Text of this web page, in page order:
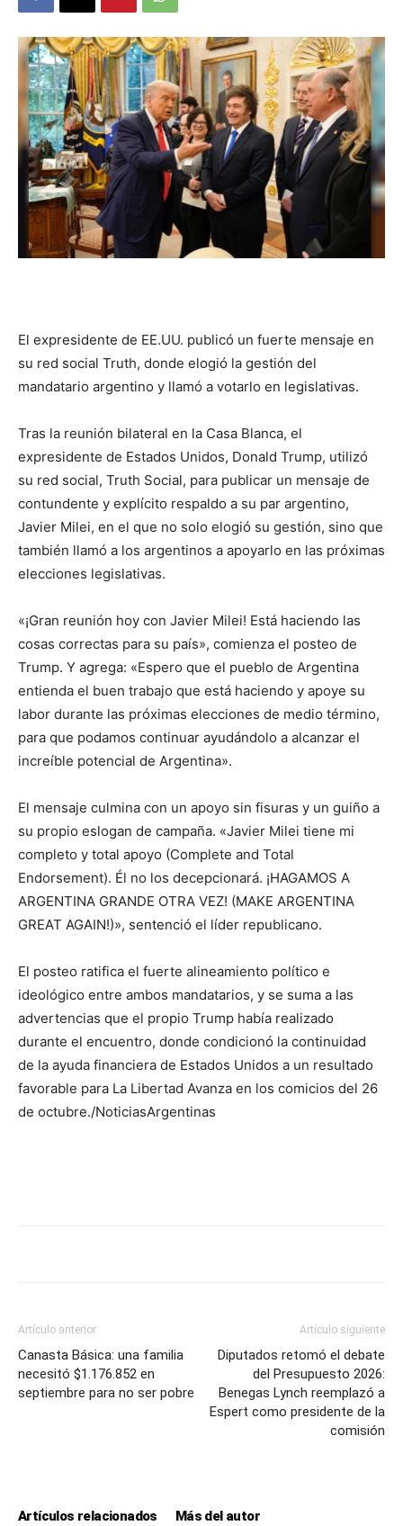
::
La
Verdad
que
ve…
El expresidente de EE.UU. publicó un fuerte mensaje en
su red social Truth, donde elogió la gestión del
mandatario argentino y llamó a votarlo en legislativas.
Tras la reunión bilateral en la Casa Blanca, el
expresidente de Estados Unidos, Donald Trump, utilizó
su red social, Truth Social, para publicar un mensaje de
contundente y explícito respaldo a su par argentino,
Javier Milei, en el que no solo elogió su gestión, sino que
también llamó a los argentinos a apoyarlo en las próximas
elecciones legislativas.
«¡Gran reunión hoy con Javier Milei! Está haciendo las
cosas correctas para su país», comienza el posteo de
Trump. Y agrega: «Espero que el pueblo de Argentina
entienda el buen trabajo que está haciendo y apoye su
labor durante las próximas elecciones de medio término,
para que podamos continuar ayudándolo a alcanzar el
increíble potencial de Argentina».
El mensaje culmina con un apoyo sin fisuras y un guiño a
su propio eslogan de campaña. «Javier Milei tiene mi
completo y total apoyo (Complete and Total
Endorsement). Él no los decepcionará. ¡HAGAMOS A
ARGENTINA GRANDE OTRA VEZ! (MAKE ARGENTINA
GREAT AGAIN!)», sentenció el líder republicano.
El posteo ratifica el fuerte alineamiento político e
ideológico entre ambos mandatarios, y se suma a las
advertencias que el propio Trump había realizado
durante el encuentro, donde condicionó la continuidad
de la ayuda financiera de Estados Unidos a un resultado
favorable para La Libertad Avanza en los comicios del 26
de octubre./NoticiasArgentinas
Artículo anterior
Canasta Básica: una familia
necesitó $1.176.852 en
septiembre para no ser pobre
Artículo siguiente
Diputados retomó el debate
del Presupuesto 2026:
Benegas Lynch reemplazó a
Espert como presidente de la
comisión
Artículos relacionados Más del autor